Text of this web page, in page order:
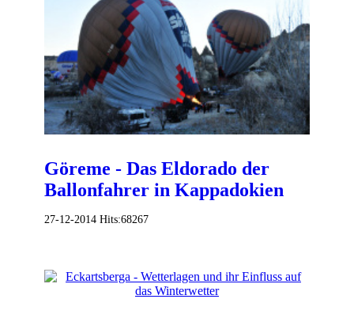
Göreme - Das Eldorado der
Ballonfahrer in Kappadokien
27-12-2014 Hits:68267